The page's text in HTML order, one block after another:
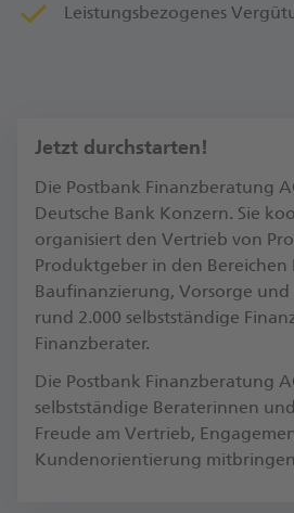
Leistungsbezogenes
Jetzt durchstarten!
Die Postbank Finanzberatung
Deutsche Bank Konzern. Sie
organisiert den Vertrieb von
Produktgeber in den Bereichen
Baufinanzierung, Vorsorge
rund 2.000 selbstständige
Finanzberater.
Die Postbank Finanzberatung
selbstständige Beraterinnen
Freude am Vertrieb,
Kundenorientierung